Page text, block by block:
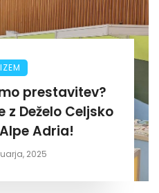
prestavitev?
z Deželo Celjsko
Adria!
2025